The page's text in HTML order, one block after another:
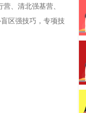
、清北强基营、
区强技巧，专项技